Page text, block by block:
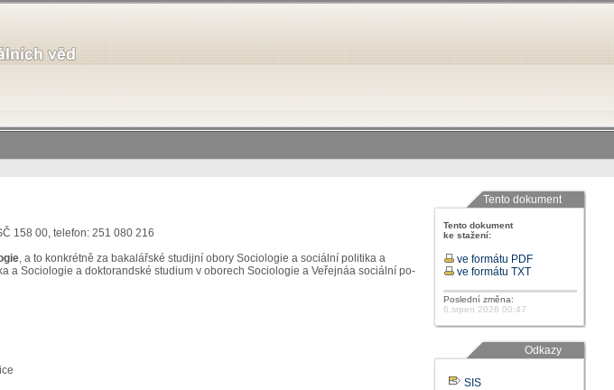
158 00, telefon: 251 080 216
, a to konkrétně za bakalářské studijní obory Sociologie a sociální politika a
a Sociologie a doktorandské studium v oborech Sociologie a Veřejnáa sociální po­
Tento dokument
Tento dokument
ke stažení:
ve formátu PDF
ve formátu TXT
Poslední změna:
6.srpen 2026 00:47
Odkazy
SIS